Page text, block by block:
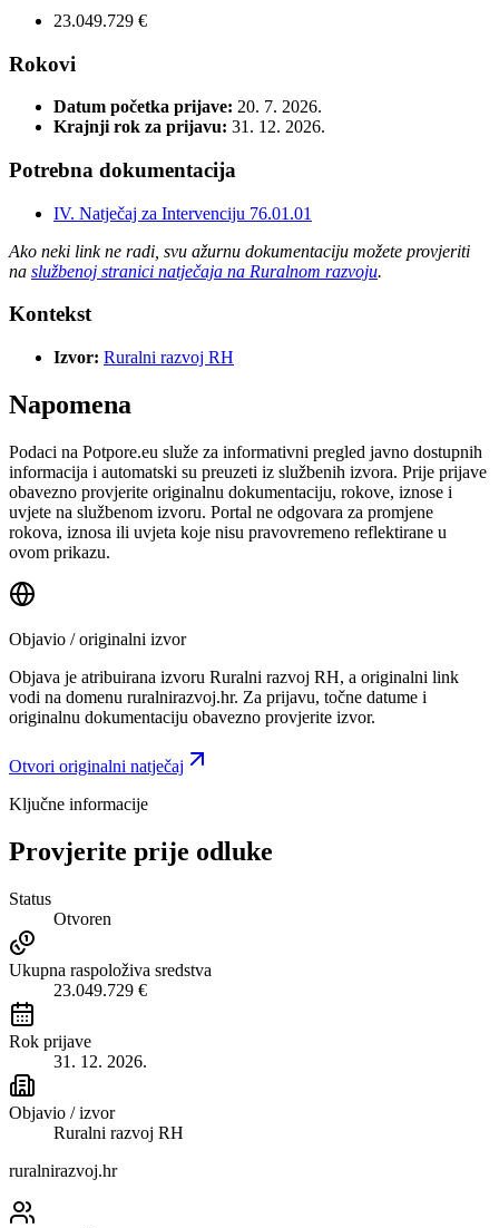
23.049.729 €
Rokovi
Datum početka prijave: 20. 7. 2026.
Krajnji rok za prijavu: 31. 12. 2026.
Potrebna dokumentacija
IV. Natječaj za Intervenciju 76.01.01
Ako neki link ne radi, svu ažurnu dokumentaciju možete provjeriti
na službenoj stranici natječaja na Ruralnom razvoju.
Kontekst
Izvor: Ruralni razvoj RH
Napomena
Podaci na Potpore.eu služe za informativni pregled javno dostupnih
informacija i automatski su preuzeti iz službenih izvora. Prije prijave
obavezno provjerite originalnu dokumentaciju, rokove, iznose i
uvjete na službenom izvoru. Portal ne odgovara za promjene
rokova, iznosa ili uvjeta koje nisu pravovremeno reflektirane u
ovom prikazu.
Objavio / originalni izvor
Objava je atribuirana izvoru Ruralni razvoj RH, a originalni link
vodi na domenu ruralnirazvoj.hr. Za prijavu, točne datume i
originalnu dokumentaciju obavezno provjerite izvor.
Otvori originalni natječaj
Ključne informacije
Provjerite prije odluke
Status
Otvoren
Ukupna raspoloživa sredstva
23.049.729 €
Rok prijave
31. 12. 2026.
Objavio / izvor
Ruralni razvoj RH
ruralnirazvoj.hr